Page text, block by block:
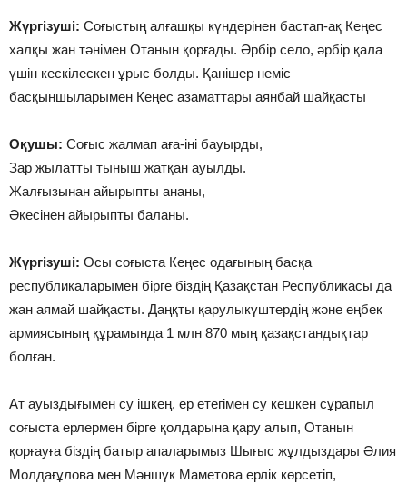
Жүргізуші: Соғыстың алғашқы күндерінен бастап-ақ Кеңес
халқы жан тәнімен Отанын қорғады. Әрбір село, әрбір қала
үшін кескілескен ұрыс болды. Қанішер неміс
басқыншыларымен Кеңес азаматтары аянбай шайқасты
Оқушы: Соғыс жалмап аға-іні бауырды,
Зар жылатты тыныш жатқан ауылды.
Жалғызынан айырыпты ананы,
Әкесінен айырыпты баланы.
Жүргізуші: Осы соғыста Кеңес одағының басқа
республикаларымен бірге біздің Қазақстан Республикасы да
жан аямай шайқасты. Даңқты қарулыкүштердің және еңбек
армиясының құрамында 1 млн 870 мың қазақстандықтар
болған.
Ат ауыздығымен су ішкең, ер етегімен су кешкен сұрапыл
соғыста ерлермен бірге қолдарына қару алып, Отанын
қорғауға біздің батыр апаларымыз Шығыс жұлдыздары Әлия
Молдағұлова мен Мәншүк Маметова ерлік көрсетіп,